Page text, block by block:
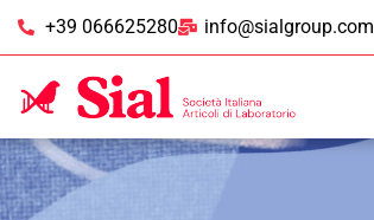
+39 066625280 info@sialgroup.com